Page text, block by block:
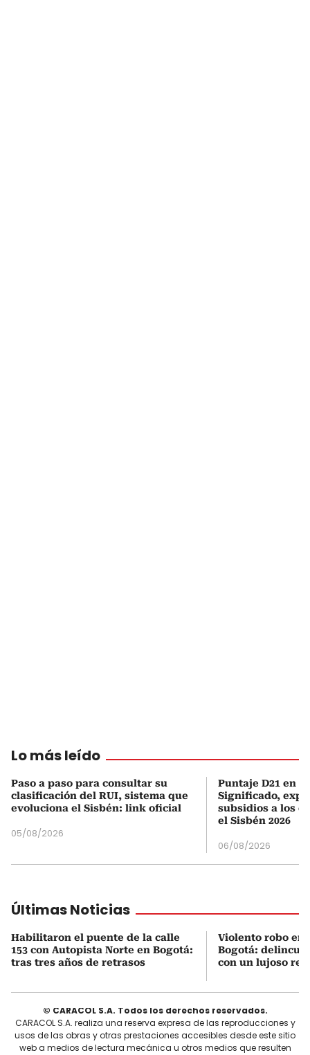
Lo más leído
Paso a paso para consultar su
clasificación del RUI, sistema que
evoluciona el Sisbén: link oficial
05/08/2026
Puntaje D21 en
Significado,
subsidios a los
el Sisbén 2026
06/08/2026
Últimas Noticias
Habilitaron el puente de la calle
153 con Autopista Norte en Bogotá:
tras tres años de retrasos
Violento robo en
Bogotá:
con un lujoso
© CARACOL S.A. Todos los derechos reservados.
CARACOL S.A. realiza una reserva expresa de las reproducciones y
usos de las obras y otras prestaciones accesibles desde este sitio
web a medios de lectura mecánica u otros medios que resulten